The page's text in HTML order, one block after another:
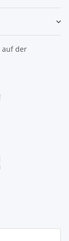
auf der